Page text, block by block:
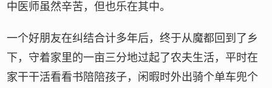
中医师虽然辛苦，但也乐在其中。
一个好朋友在纠结合计多年后，终于从魔都回到了乡
下，守着家里的一亩三分地过起了农夫生活，平时在
家干干活看看书陪陪孩子，闲暇时外出骑个单车兜个